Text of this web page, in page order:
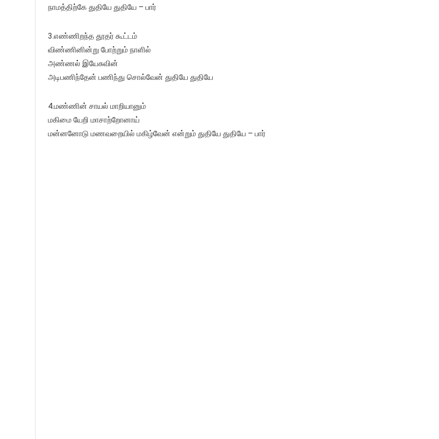
நாமத்திற்கே துதியே துதியே – பார்
3.எண்ணிறந்த தூதர் கூட்டம்
விண்ணினின்று போற்றும் நாளில்
அண்ணல் இயேசுவின்
அடிபணிந்தேன் பணிந்து சொல்வேன் துதியே துதியே
4.மண்ணின் சாயல் மாறியானும்
மகிமை யேறி மாசாற்றோனாய்
மன்னனோடு மணவறையில் மகிழ்வேன் என்றும் துதியே துதியே – பார்